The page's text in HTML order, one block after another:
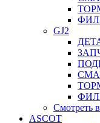
GJ2
Смотреть
ASCOT